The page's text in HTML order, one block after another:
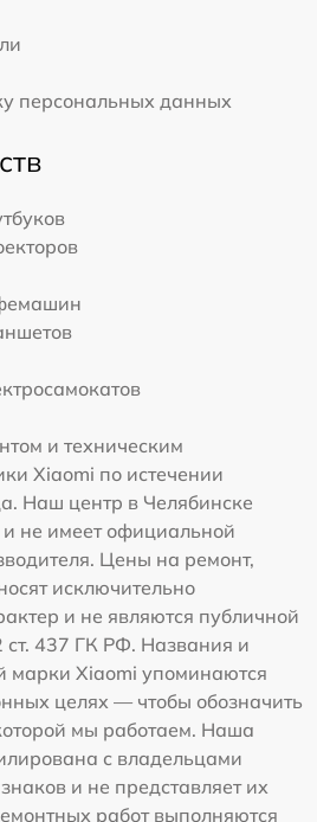
персональных данных
и техническим
Xiaomi по истечении
Наш центр в Челябинске
и не имеет официальной
Цены на ремонт,
исключительно
и не являются публичной
ст. 437 ГК РФ. Названия и
марки Xiaomi упоминаются
целях — чтобы обозначить
мы работаем. Наша
с владельцами
и не представляет их
работ выполняются